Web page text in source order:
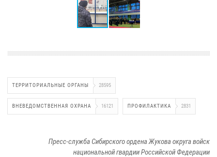
ТЕРРИТОРИАЛЬНЫЕ ОРГАНЫ 28595
ВНЕВЕДОМСТВЕННАЯ ОХРАНА 16121 ПРОФИЛАКТИКА 2831
Пресс-служба Сибирского ордена Жукова округа войск
национальной гвардии Российской Федерации